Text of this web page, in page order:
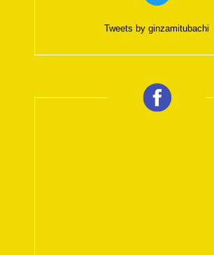
Tweets by ginzamitubachi